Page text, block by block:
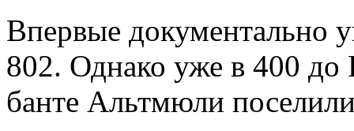
Впервые документально
802. Однако уже в 400 до
банте Альтмюли